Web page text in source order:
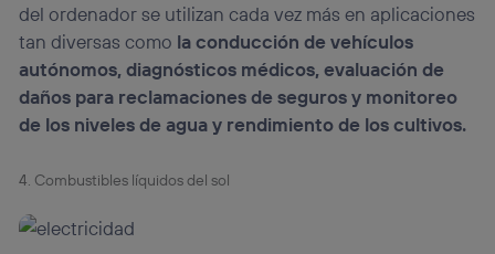
del ordenador se utilizan cada vez más en aplicaciones
tan diversas como la conducción de vehículos
autónomos, diagnósticos médicos, evaluación de
daños para reclamaciones de seguros y monitoreo
de los niveles de agua y rendimiento de los cultivos.
4. Combustibles líquidos del sol